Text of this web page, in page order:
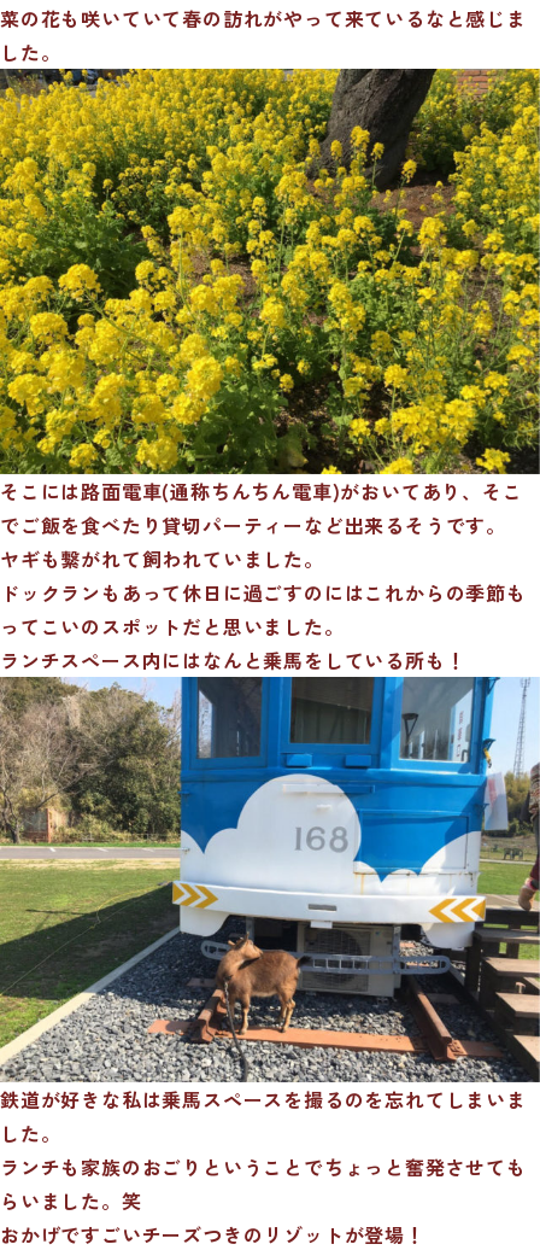
菜の花も咲いていて春の訪れがやって来ているなと感じま
した。
そこには路面電車(通称ちんちん電車)がおいてあり、そこ
でご飯を食べたり貸切パーティーなど出来るそうです。
ヤギも繋がれて飼われていました。
ドックランもあって休日に過ごすのにはこれからの季節も
ってこいのスポットだと思いました。
ランチスペース内にはなんと乗馬をしている所も！
鉄道が好きな私は乗馬スペースを撮るのを忘れてしまいま
した。
ランチも家族のおごりということでちょっと奮発させても
らいました。笑
おかげですごいチーズつきのリゾットが登場！